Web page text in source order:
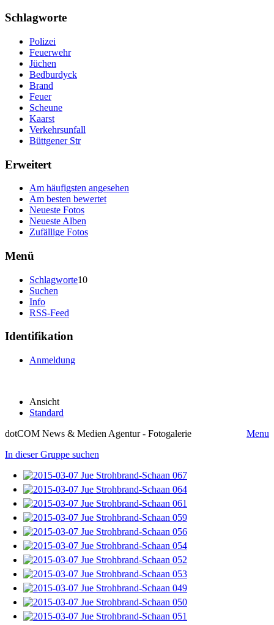
Schlagworte
Polizei
Feuerwehr
Jüchen
Bedburdyck
Brand
Feuer
Scheune
Kaarst
Verkehrsunfall
Büttgener Str
Erweitert
Am häufigsten angesehen
Am besten bewertet
Neueste Fotos
Neueste Alben
Zufällige Fotos
Menü
Schlagworte10
Suchen
Info
RSS-Feed
Identifikation
Anmeldung
Ansicht
Standard
dotCOM News & Medien Agentur - Fotogalerie
Menu
In dieser Gruppe suchen